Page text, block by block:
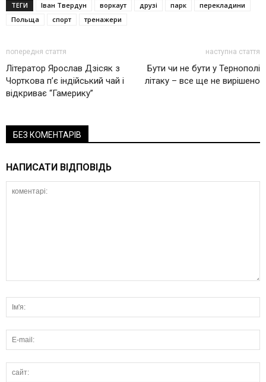
ТЕГИ Іван Твердун воркаут друзі парк
перекладини
Польща
спорт тренажери
попередня стаття
Літератор Ярослав Дзісяк з
Чорткова п’є індійський чай і
відкриває “Гамерику”
наступна стаття
Бути чи не бути у Тернополі
літаку – все ще не вирішено
БЕЗ КОМЕНТАРІВ
НАПИСАТИ ВІДПОВІДЬ